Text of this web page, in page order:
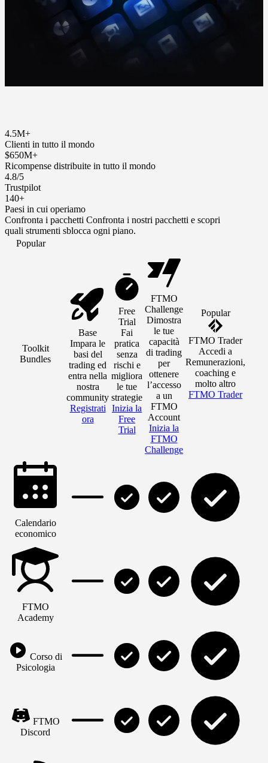
4.5M+
Clienti in tutto il mondo
$650M+
Ricompense distribuite in tutto il mondo
4.8/5
Trustpilot
140+
Paesi in cui operiamo
Confronta i pacchetti Confronta i nostri pacchetti e scopri
quali strumenti sblocca ogni piano.
Popular
Toolkit
Bundles
Base
Impara le
basi del
trading ed
entra nella
nostra
community
Registrati
ora
Free
Trial
Fai
pratica
senza
rischi e
migliora
le tue
strategie
Inizia la
Free
Trial
FTMO
Challenge
Dimostra
le tue
capacità
di trading
per
ottenere
l’accesso
a un
FTMO
Account
Inizia la
FTMO
Challenge
Popular
FTMO Trader
Accedi a
Remunerazioni,
coaching e
molto altro
FTMO Trader
Calendario
economico
FTMO
Academy
Corso di
Psicologia
FTMO
Discord